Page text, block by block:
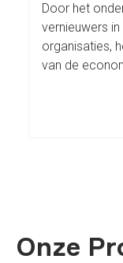
Door het
vernieuwers
organisaties,
van de
Onze